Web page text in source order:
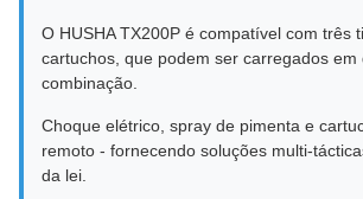
O HUSHA TX200P é compatível com três
cartuchos, que podem ser carregados em
combinação.
Choque elétrico, spray de pimenta e
remoto - fornecendo soluções multi-
da lei.